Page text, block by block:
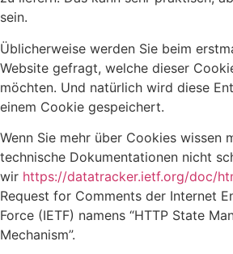
sein.
Üblicherweise werden Sie beim
Website gefragt, welche dieser
möchten. Und natürlich wird diese
einem Cookie gespeichert.
Wenn Sie mehr über Cookies wissen
technische Dokumentationen nicht
wir https://datatracker.ietf.org/doc/
Request for Comments der Internet
Force (IETF) namens “HTTP State
Mechanism”.